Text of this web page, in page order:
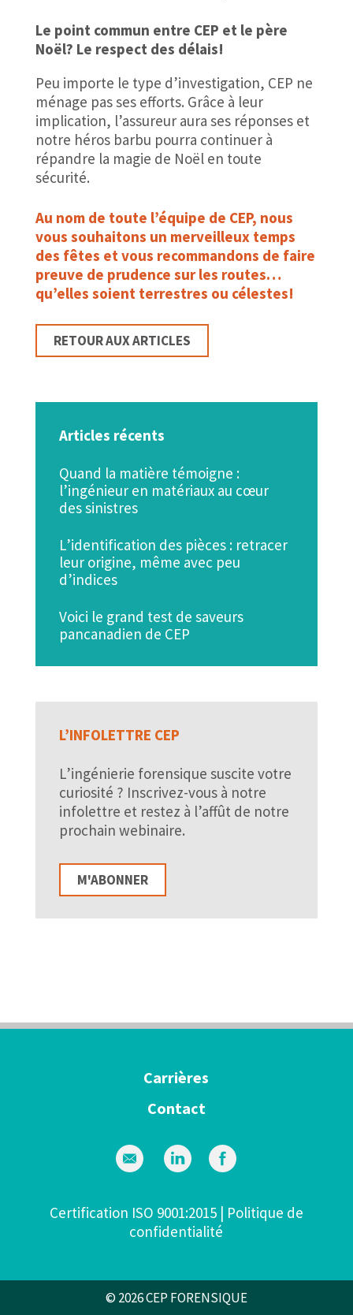
Le point commun entre CEP et le père
Noël? Le respect des délais!
Peu importe le type d’investigation, CEP ne
ménage pas ses efforts. Grâce à leur
implication, l’assureur aura ses réponses et
notre héros barbu pourra continuer à
répandre la magie de Noël en toute
sécurité.
Au nom de toute l’équipe de CEP, nous
vous souhaitons un merveilleux temps
des fêtes et vous recommandons de faire
preuve de prudence sur les routes…
qu’elles soient terrestres ou célestes!
RETOUR AUX ARTICLES
Articles récents
Quand la matière témoigne :
l’ingénieur en matériaux au cœur
des sinistres
L’identification des pièces : retracer
leur origine, même avec peu
d’indices
Voici le grand test de saveurs
pancanadien de CEP
L’INFOLETTRE CEP
L’ingénierie forensique suscite votre
curiosité ? Inscrivez-vous à notre
infolettre et restez à l’affût de notre
prochain webinaire.
M'ABONNER
Carrières
Contact
Certification ISO 9001:2015| Politique de
confidentialité
© 2026 CEP FORENSIQUE